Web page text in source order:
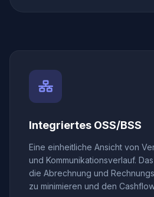
Integriertes OSS/BSS
Eine einheitliche Ansicht von
und Kommunikationsverlauf.
die Abrechnung und
zu minimieren und den